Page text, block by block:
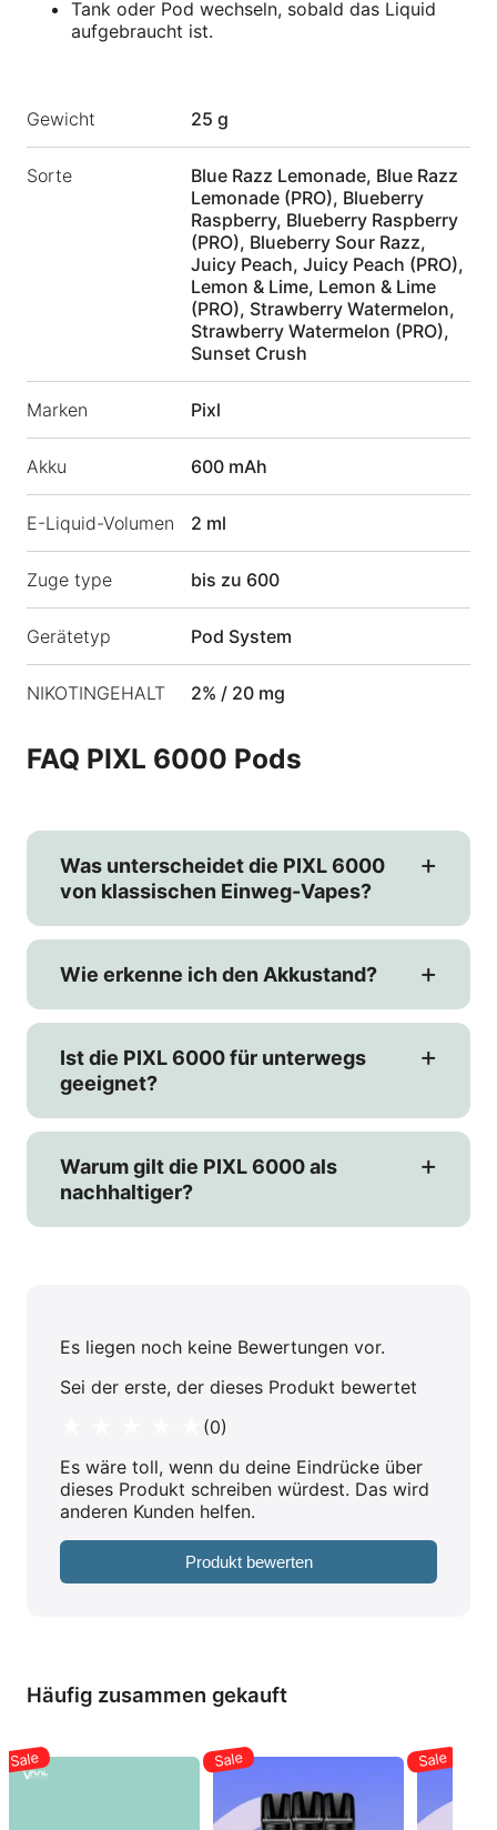
Tank oder Pod wechseln, sobald das Liquid
aufgebraucht ist.
Gewicht 25 g
Sorte
Blue Razz Lemonade, Blue Razz
Lemonade (PRO), Blueberry
Raspberry, Blueberry Raspberry
(PRO), Blueberry Sour Razz,
Juicy Peach, Juicy Peach (PRO),
Lemon & Lime, Lemon & Lime
(PRO), Strawberry Watermelon,
Strawberry Watermelon (PRO),
Sunset Crush
Marken Pixl
Akku 600 mAh
E-Liquid-Volumen 2 ml
Zuge type bis zu 600
Gerätetyp Pod System
NIKOTINGEHALT 2% / 20 mg
FAQ PIXL 6000 Pods
Was unterscheidet die PIXL 6000
von klassischen Einweg-Vapes?
Wie erkenne ich den Akkustand?
Ist die PIXL 6000 für unterwegs
geeignet?
Warum gilt die PIXL 6000 als
nachhaltiger?
Es liegen noch keine Bewertungen vor.
Sei der erste, der dieses Produkt bewertet
(0)
Es wäre toll, wenn du deine Eindrücke über
dieses Produkt schreiben würdest. Das wird
anderen Kunden helfen.
Produkt bewerten
Häufig zusammen gekauft